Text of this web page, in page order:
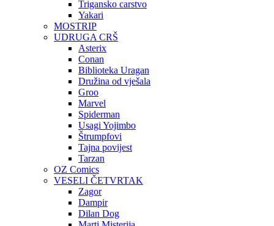
Trigansko carstvo
Yakari
MOSTRIP
UDRUGA CRŠ
Asterix
Conan
Biblioteka Uragan
Družina od vješala
Groo
Marvel
Spiderman
Usagi Yojimbo
Štrumpfovi
Tajna povijest
Tarzan
OZ Comics
VESELI ČETVRTAK
Zagor
Dampir
Dilan Dog